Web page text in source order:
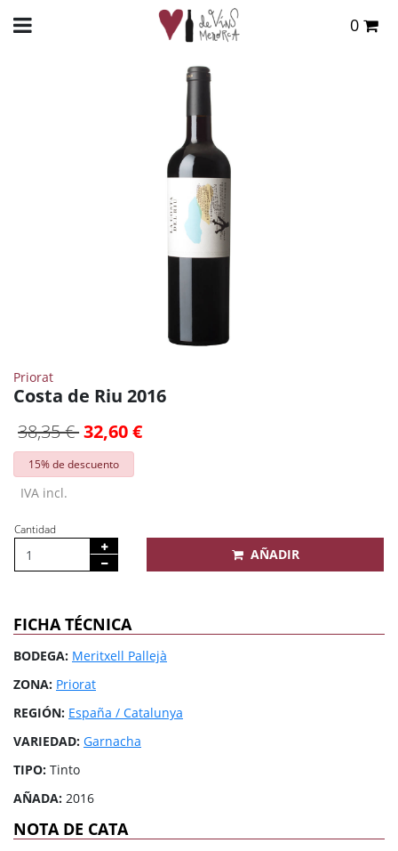
0
VER CESTA
Priorat
Costa de Riu 2016
38,35 €32,60 €
15% de descuento
IVA incl.
Cantidad
AÑADIR
FICHA TÉCNICA
BODEGA: Meritxell Pallejà
ZONA: Priorat
REGIÓN: España / Catalunya
VARIEDAD: Garnacha
TIPO: Tinto
AÑADA: 2016
NOTA DE CATA